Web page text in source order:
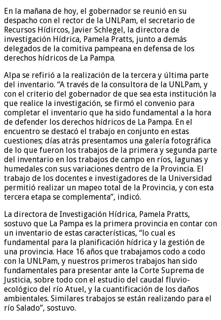
En la mañana de hoy, el gobernador se reunió en su
despacho con el rector de la UNLPam, el secretario de
Recursos Hídircos, Javier Schlegel, la directora de
investigación Hídrica, Pamela Pratts, junto a demás
delegados de la comitiva pampeana en defensa de los
derechos hídricos de La Pampa.
Alpa se refirió a la realización de la tercera y última parte
del inventario. “A través de la consultora de la UNLPam, y
con el criterio del gobernador de que sea esta institución la
que realice la investigación, se firmó el convenio para
completar el inventario que ha sido fundamental a la hora
de defender los derechos hídricos de La Pampa. En el
encuentro se destacó el trabajo en conjunto en estas
cuestiones; días atrás presentamos una galería fotográfica
de lo que fueron los trabajos de la primera y segunda parte
del inventario en los trabajos de campo en ríos, lagunas y
humedales con sus variaciones dentro de la Provincia. El
trabajo de los docentes e investigadores de la Universidad
permitió realizar un mapeo total de la Provincia, y con esta
tercera etapa se complementa”, indicó.
La directora de Investigación Hídrica, Pamela Pratts,
sostuvo que La Pampa es la primera provincia en contar con
un inventario de estas características, “lo cual es
fundamental para la planificación hídrica y la gestión de
una provincia. Hace 16 años que trabajamos codo a codo
con la UNLPam, y nuestros primeros trabajos han sido
fundamentales para presentar ante la Corte Suprema de
Justicia, sobre todo con el estudio del caudal fluvio-
ecológico del río Atuel, y la cuantificación de los daños
ambientales. Similares trabajos se están realizando para el
río Salado”, sostuvo.